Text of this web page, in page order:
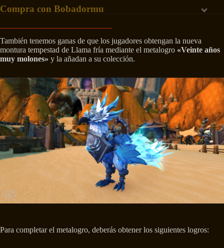
Compra con Bobadormu
También tenemos ganas de que los jugadores obtengan la nueva
montura tempestad de Llama fría mediante el metalogro «Veinte años
muy molones» y la añadan a su colección.
Para completar el metalogro, deberás obtener los siguientes logros: